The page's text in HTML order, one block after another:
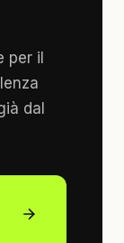
per il
dal